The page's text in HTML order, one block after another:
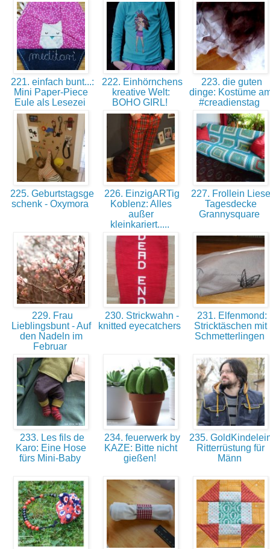
221. einfach bunt...:
Mini Paper-Piece
Eule als Lesezei
222. Einhörnchens
kreative Welt:
BOHO GIRL!
223. die guten
dinge: Kostüme
#creadienstag
225. Geburtstagsge
schenk - Oxymora
226. EinzigARTig
Koblenz: Alles
außer
kleinkariert.....
227. Frollein
Tagesdecke
Grannysquare
229. Frau
Lieblingsbunt - Auf
den Nadeln im
Februar
230. Strickwahn -
knitted eyecatchers
231. Elfenmond:
Stricktäschen mit
Schmetterlingen
233. Les fils de
Karo: Eine Hose
fürs Mini-Baby
234. feuerwerk by
KAZE: Bitte nicht
gießen!
235.
Ritterrüstung für
Männ